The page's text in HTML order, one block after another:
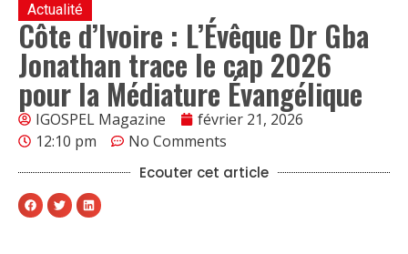
Actualité
Côte d’Ivoire : L’Évêque Dr Gba
Jonathan trace le cap 2026
pour la Médiature Évangélique
IGOSPEL Magazine
février 21, 2026
12:10 pm
No Comments
Ecouter cet article